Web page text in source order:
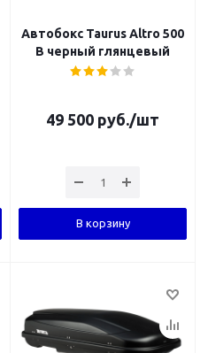
Автобокс Taurus Altro 500
B черный глянцевый
49 500 руб./шт
В корзину